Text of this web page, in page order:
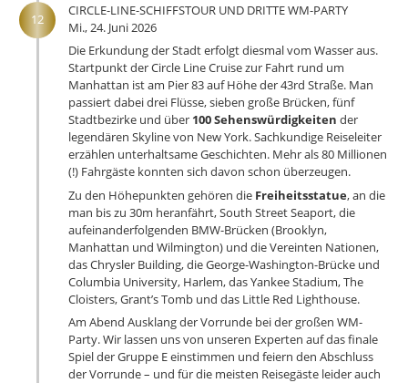
12
CIRCLE-LINE-SCHIFFSTOUR UND DRITTE WM-PARTY
Mi., 24. Juni 2026
Die Erkundung der Stadt erfolgt diesmal vom Wasser aus.
Startpunkt der Circle Line Cruise zur Fahrt rund um
Manhattan ist am Pier 83 auf Höhe der 43rd Straße. Man
passiert dabei drei Flüsse, sieben große Brücken, fünf
Stadtbezirke und über 100 Sehenswürdigkeiten der
legendären Skyline von New York. Sachkundige Reiseleiter
erzählen unterhaltsame Geschichten. Mehr als 80 Millionen
(!) Fahrgäste konnten sich davon schon überzeugen.
Zu den Höhepunkten gehören die Freiheitsstatue, an die
man bis zu 30m heranfährt, South Street Seaport, die
aufeinanderfolgenden BMW-Brücken (Brooklyn,
Manhattan und Wilmington) und die Vereinten Nationen,
das Chrysler Building, die George-Washington-Brücke und
Columbia University, Harlem, das Yankee Stadium, The
Cloisters, Grant’s Tomb und das Little Red Lighthouse.
Am Abend Ausklang der Vorrunde bei der großen WM-
Party. Wir lassen uns von unseren Experten auf das finale
Spiel der Gruppe E einstimmen und feiern den Abschluss
der Vorrunde – und für die meisten Reisegäste leider auch